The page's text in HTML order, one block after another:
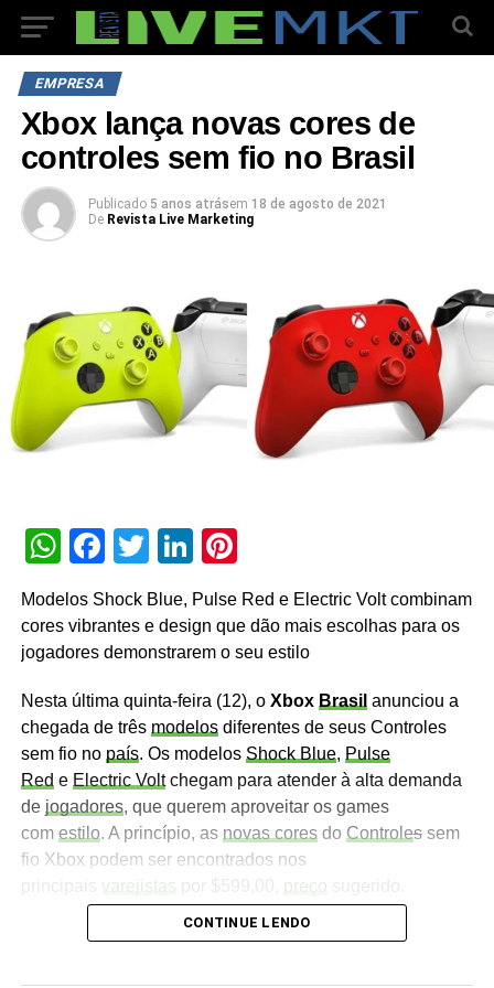
EMPRESA
Xbox lança novas cores de
controles sem fio no Brasil
Publicado 5 anos atrásem 18 de agosto de 2021
De Revista Live Marketing
WhatsApp
Facebook
TwitterLinkedIn
Modelos Shock Blue, Pulse Red e Electric Volt combinam
cores vibrantes e design que dão mais escolhas para os
jogadores demonstrarem o seu estilo
Nesta última quinta-feira (12), o Xbox Brasil anunciou a
chegada de três modelosdiferentes de seus Controles
sem fio no país. Os modelos Shock Blue, Pulse
Red e Electric Voltchegam para atender à alta demanda
de jogadores, que querem aproveitar os games
com estilo. A princípio, as novas coresdo Controlessem
fio Xbox podem ser encontrados nos
CONTINUE LENDO